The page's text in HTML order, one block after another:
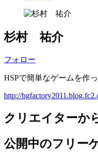
杉村 祐介
フォロー
HSPで簡単なゲームを作
http://
クリエイターか
公開中のフリー